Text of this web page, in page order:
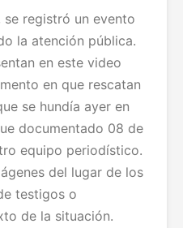
se registró un evento
la atención pública.
en este video
en que rescatan
se hundía ayer en
documentado 08 de
equipo periodístico.
del lugar de los
testigos o
de la situación.